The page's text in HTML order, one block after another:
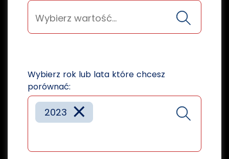
Wybierz rok lub lata które chcesz
porównać:
×
2023